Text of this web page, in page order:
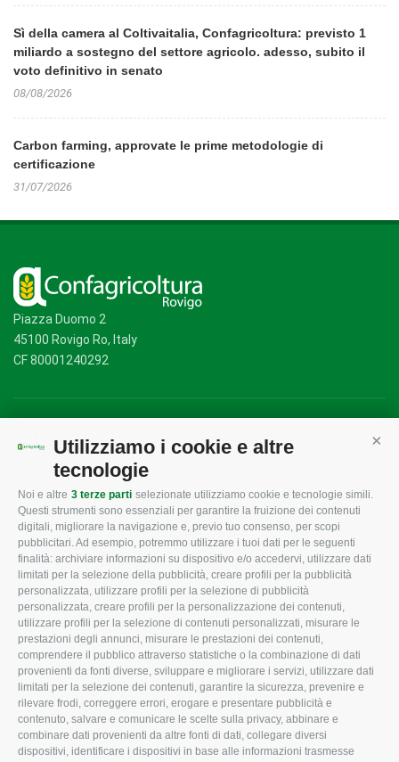
Utilizziamo i cookie e altre
tecnologie
Noi e altre 3 terze parti selezionate utilizziamo cookie e tecnologie simili.
Questi strumenti sono essenziali per garantire la fruizione dei contenuti
digitali, migliorare la navigazione e, previo tuo consenso, per scopi
pubblicitari. Ad esempio, potremmo utilizzare i tuoi dati per le seguenti
finalità: archiviare informazioni su dispositivo e/o accedervi, utilizzare dati
limitati per la selezione della pubblicità, creare profili per la pubblicità
personalizzata, utilizzare profili per la selezione di pubblicità
personalizzata, creare profili per la personalizzazione dei contenuti,
utilizzare profili per la selezione di contenuti personalizzati, misurare le
prestazioni degli annunci, misurare le prestazioni dei contenuti,
comprendere il pubblico attraverso statistiche o la combinazione di dati
provenienti da fonti diverse, sviluppare e migliorare i servizi, utilizzare dati
limitati per la selezione dei contenuti, garantire la sicurezza, prevenire e
rilevare frodi, correggere errori, erogare e presentare pubblicità e
contenuto, salvare e comunicare le scelte sulla privacy, abbinare e
combinare dati provenienti da altre fonti di dati, collegare diversi
dispositivi, identificare i dispositivi in base alle informazioni trasmesse
Sì della camera al Coltivaitalia, Confagricoltura: previsto 1
miliardo a sostegno del settore agricolo. adesso, subito il
voto definitivo in senato
08/08/2026
Carbon farming, approvate le prime metodologie di
certificazione
31/07/2026
Piazza Duomo 2
45100 Rovigo Ro, Italy
CF 80001240292
CONFAGRICOLTURA
ROVIGO
L'Associazione
Missione e Progetto
Organigramma aziendale
I Nostri Servizi
Uffici della Sede
provinciale
Le Sedi di Zona
Agricoltori S.r.l.
Whistleblowing
CONFAGRICOLTURA
INFORMA
Tecnico
Fiscale
Lavoro
Ambiente
Associazione
CONFAGRICOLTURA
ATTIVA